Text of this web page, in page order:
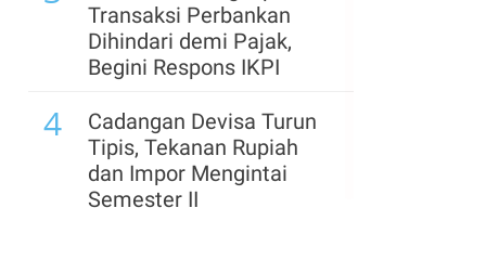
Transaksi Perbankan
Dihindari demi Pajak,
Begini Respons IKPI
4
Cadangan Devisa Turun
Tipis, Tekanan Rupiah
dan Impor Mengintai
Semester II